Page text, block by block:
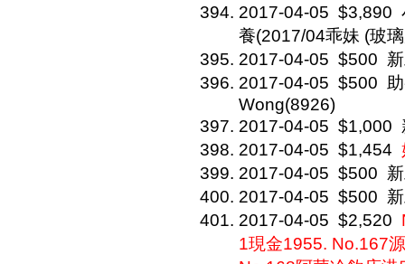
2017-04-05 $3,890
養(2017/04乖妹 (玻
2017-04-05 $500
2017-04-05 $500
Wong(8926)
2017-04-05 $1,000
2017-04-05 $1,454
2017-04-05 $500
2017-04-05 $500
2017-04-05 $2,520
1現金1955. No.167